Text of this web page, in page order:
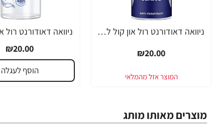
ניוואה דאודורנט רול און קול לגבר 50 מ''ל - מבית NIVEA
₪20.00
₪20.00
הוסף לעגלה
מוצרים מאותו מותג